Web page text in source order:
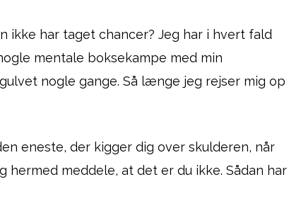
ikke har taget chancer? Jeg har i hvert fald
mentale boksekampe med min
nogle gange. Så længe jeg rejser mig op
eneste, der kigger dig over skulderen, når
hermed meddele, at det er du ikke. Sådan har